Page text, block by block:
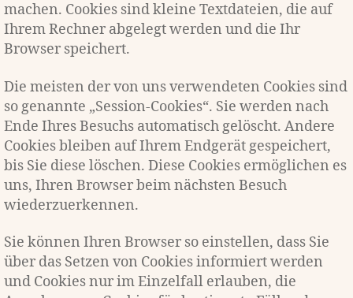
machen. Cookies sind kleine Textdateien, die auf
Ihrem Rechner abgelegt werden und die Ihr
Browser speichert.
Die meisten der von uns verwendeten Cookies sind
so genannte „Session-Cookies“. Sie werden nach
Ende Ihres Besuchs automatisch gelöscht. Andere
Cookies bleiben auf Ihrem Endgerät gespeichert,
bis Sie diese löschen. Diese Cookies ermöglichen es
uns, Ihren Browser beim nächsten Besuch
wiederzuerkennen.
Sie können Ihren Browser so einstellen, dass Sie
über das Setzen von Cookies informiert werden
und Cookies nur im Einzelfall erlauben, die